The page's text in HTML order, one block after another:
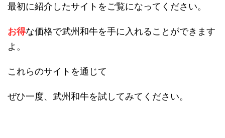
最初に紹介したサイトをご覧になってください。
お得な価格で武州和牛を手に入れることができます
よ。
これらのサイトを通じて
ぜひ一度、武州和牛を試してみてください。